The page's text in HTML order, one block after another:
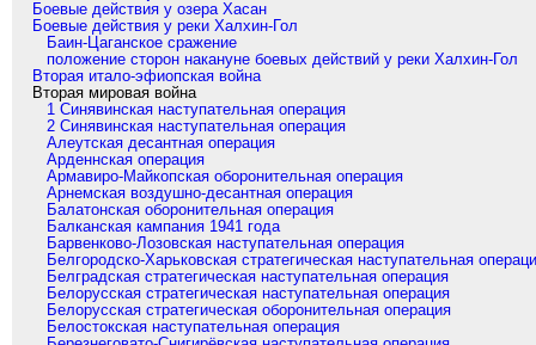
Боевые действия у озера Хасан
Боевые действия у реки Халхин-Гол
Баин-Цаганское сражение
положение сторон накануне боевых действий у реки Халхин-Гол
Вторая итало-эфиопская война
Вторая мировая война
1 Синявинская наступательная операция
2 Синявинская наступательная операция
Алеутская десантная операция
Арденнская операция
Армавиро-Майкопская оборонительная операция
Арнемская воздушно-десантная операция
Балатонская оборонительная операция
Балканская кампания 1941 года
Барвенково-Лозовская наступательная операция
Белгородско-Харьковская стратегическая наступательная
Белградская стратегическая наступательная операция
Белорусская стратегическая наступательная операция
Белорусская стратегическая оборонительная операция
Белостокская наступательная операция